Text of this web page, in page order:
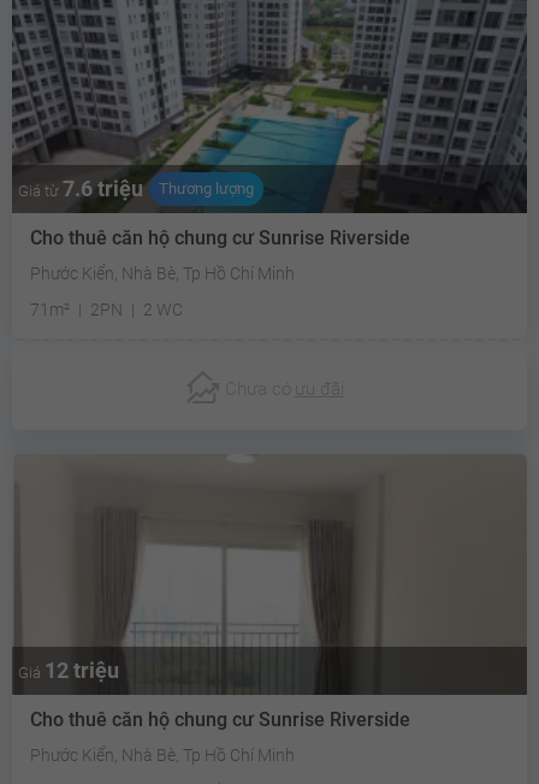
Giá từ 7.6 triệu Thương lượng
Cho thuê căn hộ chung cư Sunrise Riverside
Phước Kiển, Nhà Bè, Tp Hồ Chí Minh
71m²
2PN 2 WC
Chưa có ưu đãi
Giá 12 triệu
Cho thuê căn hộ chung cư Sunrise Riverside
Phước Kiển, Nhà Bè, Tp Hồ Chí Minh